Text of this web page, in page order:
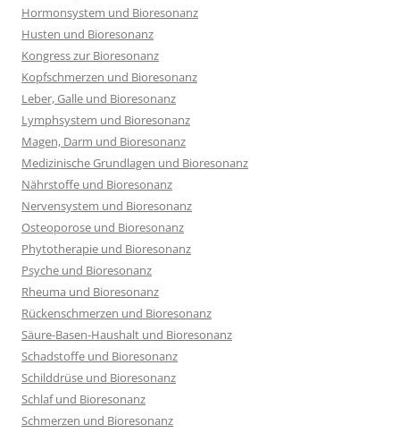
Hormonsystem und Bioresonanz
Husten und Bioresonanz
Kongress zur Bioresonanz
Kopfschmerzen und Bioresonanz
Leber, Galle und Bioresonanz
Lymphsystem und Bioresonanz
Magen, Darm und Bioresonanz
Medizinische Grundlagen und Bioresonanz
Nährstoffe und Bioresonanz
Nervensystem und Bioresonanz
Osteoporose und Bioresonanz
Phytotherapie und Bioresonanz
Psyche und Bioresonanz
Rheuma und Bioresonanz
Rückenschmerzen und Bioresonanz
Säure-Basen-Haushalt und Bioresonanz
Schadstoffe und Bioresonanz
Schilddrüse und Bioresonanz
Schlaf und Bioresonanz
Schmerzen und Bioresonanz